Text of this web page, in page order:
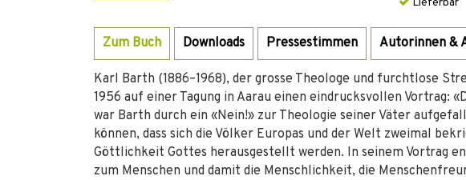
Lieferbar
Zum Buch Downloads Pressestimmen Autorinnen &
Karl Barth (1886–1968), der grosse Theologe und furchtlose
1956 auf einer Tagung in Aarau einen eindrucksvollen Vortrag:
war Barth durch ein «Nein!» zur Theologie seiner Väter
können, dass sich die Völker Europas und der Welt zweimal
Göttlichkeit Gottes herausgestellt werden. In seinem Vortrag
zum Menschen und damit die Menschlichkeit, die